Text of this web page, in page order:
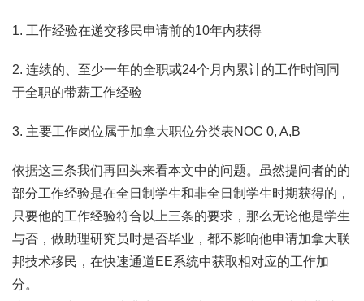
1. 工作经验在递交移民申请前的10年内获得
2. 连续的、至少一年的全职或24个月内累计的工作时间同
于全职的带薪工作经验
3. 主要工作岗位属于加拿大职位分类表NOC 0, A,B
依据这三条我们再回头来看本文中的问题。虽然提问者的的
部分工作经验是在全日制学生和非全日制学生时期获得的，
只要他的工作经验符合以上三条的要求，那么无论他是学生
与否，做助理研究员时是否毕业，都不影响他申请加拿大联
邦技术移民，在快速通道EE系统中获取相对应的工作加
分。